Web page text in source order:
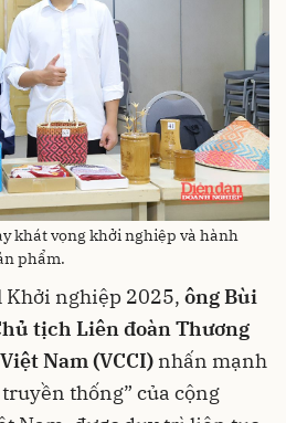
khát vọng khởi nghiệp và hành
phẩm.
Khởi nghiệp 2025, ông Bùi
tịch Liên đoàn Thương
Nam (VCCI) nhấn mạnh
thống” của cộng